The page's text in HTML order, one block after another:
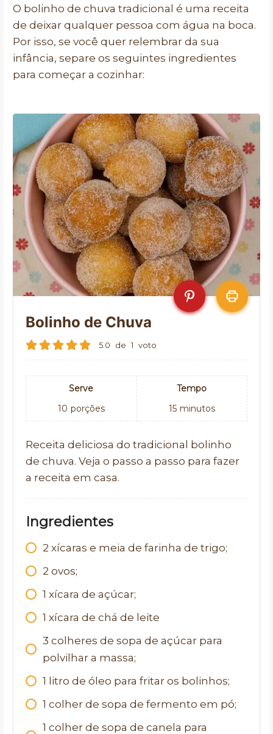
O bolinho de chuva tradicional é uma receita
de deixar qualquer pessoa com água na boca.
Por isso, se você quer relembrar da sua
infância, separe os seguintes ingredientes
para começar a cozinhar:
Bolinho de Chuva
5.0 de 1 voto
Serve
10 porções
Tempo
15 minutos
Receita deliciosa do tradicional bolinho
de chuva. Veja o passo a passo para fazer
a receita em casa.
Ingredientes
2 xícaras e meia de farinha de trigo;
2 ovos;
1 xícara de açúcar;
1 xícara de chá de leite
3 colheres de sopa de açúcar para
polvilhar a massa;
1 litro de óleo para fritar os bolinhos;
1 colher de sopa de fermento em pó;
1 colher de sopa de canela para